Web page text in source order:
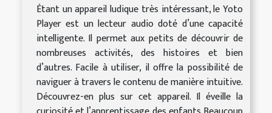
Étant un appareil ludique très intéressant, le Yoto
Player est un lecteur audio doté d’une capacité
intelligente. Il permet aux petits de découvrir de
nombreuses activités, des histoires et bien
d’autres. Facile à utiliser, il offre la possibilité de
naviguer à travers le contenu de manière intuitive.
Découvrez-en plus sur cet appareil. Il éveille la